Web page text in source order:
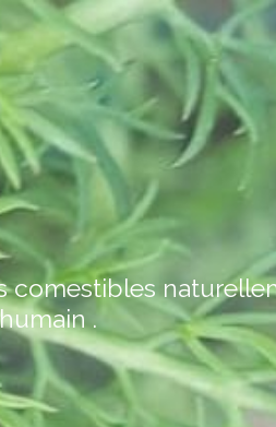
comestibles
.